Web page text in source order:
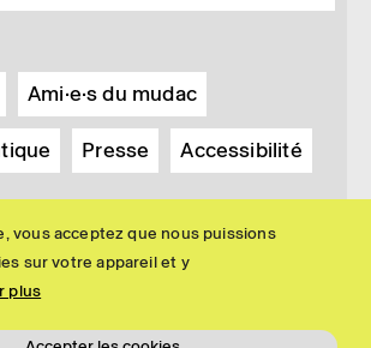
vous acceptez que nous puissions
sur votre appareil et y
plus
Ami·e·s du mudac
Presse Accessibilité